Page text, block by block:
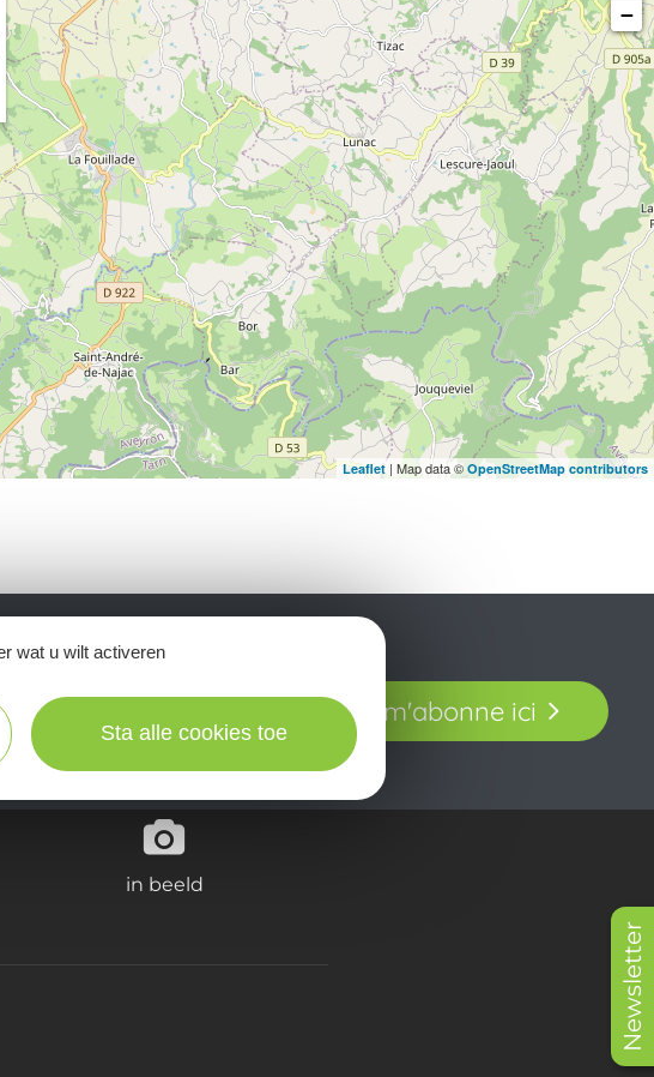
Newsletter
−
Leaflet | Map data © OpenStreetMap contributors
séjour en Aveyron.
Je m'abonne ici
in beeld
wat u wilt activeren
Sta alle cookies toe